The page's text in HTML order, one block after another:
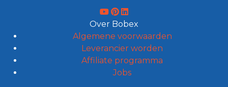
Over Bobex
Algemene voorwaarden
Leverancier worden
Affiliate programma
Jobs